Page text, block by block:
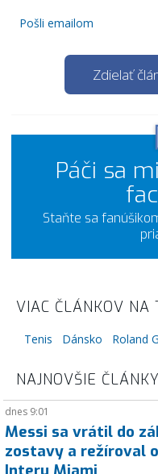
Pošli emailom
Zdielať
Páči sa mi
Staňte sa
VIAC ČLÁNKOV NA
Tenis Dánsko Roland
NAJNOVŠIE
dnes 9:01
Messi sa vrátil do
zostavy a režíroval